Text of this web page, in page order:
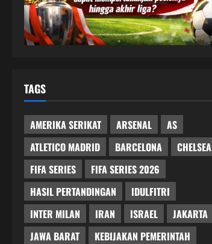
TAGS
AMERIKA SERIKAT ARSENAL
AS
ATLETICO MADRID
BARCELONA
CHELSEA
FIFA SERIES
FIFA SERIES 2026
HASIL PERTANDINGAN
IDULFITRI
INTER MILAN
IRAN ISRAEL
JAKARTA
JAWA BARAT
KEBIJAKAN PEMERINTAH